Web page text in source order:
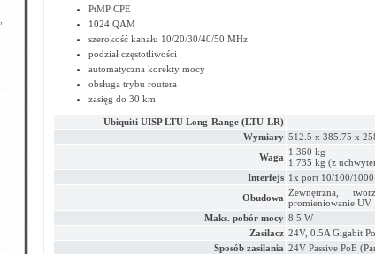
PtMP CPE
1024 QAM
szerokość kanału 10/20/30/40/50 MHz
podział częstotliwości
automatyczna korekty mocy
obsługa trybu routera
zasięg do 30 km
Ubiquiti UISP LTU Long-Range (LTU-LR)
Wymiary 512.5 x 385.75 x
Waga 1.360 kg
1.735 kg (z
Interfejs 1x port 10/100/
Obudowa Zewnętrzna,
promieniowanie UV
Maks. pobór mocy 8.5 W
Zasilacz 24V, 0.5A Gigabit
Sposób zasilania 24V Passive PoE